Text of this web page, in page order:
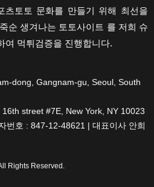
츠토토 문화를 만들기 위해 최선을
순 생겨나는 토토사이트 를 저희 슈
여 먹튀검증을 진행합니다.
dong, Gangnam-gu, Seoul, South
street #7E, New York, NY 10023
번호 : 847-12-48621 | 대표이사 안희
Rights Reserved.